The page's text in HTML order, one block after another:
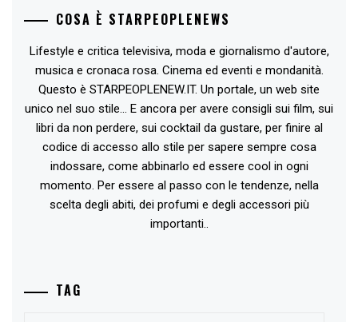
COSA È STARPEOPLENEWS
Lifestyle e critica televisiva, moda e giornalismo d'autore,
musica e cronaca rosa. Cinema ed eventi e mondanità.
Questo è STARPEOPLENEW.IT. Un portale, un web site
unico nel suo stile... E ancora per avere consigli sui film, sui
libri da non perdere, sui cocktail da gustare, per finire al
codice di accesso allo stile per sapere sempre cosa
indossare, come abbinarlo ed essere cool in ogni
momento. Per essere al passo con le tendenze, nella
scelta degli abiti, dei profumi e degli accessori più
importanti..
TAG